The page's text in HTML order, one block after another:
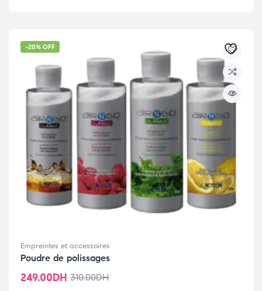
-20% OFF
Empreintes et accessoires
Poudre de polissages
310.00DH
249.00DH